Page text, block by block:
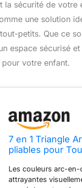
la sécurité de
une solution
petits. Que ce
espace sécurisé
votre enfant.
7 en 1 Triangle
pliables pour
Les couleurs arc-en-
attrayantes